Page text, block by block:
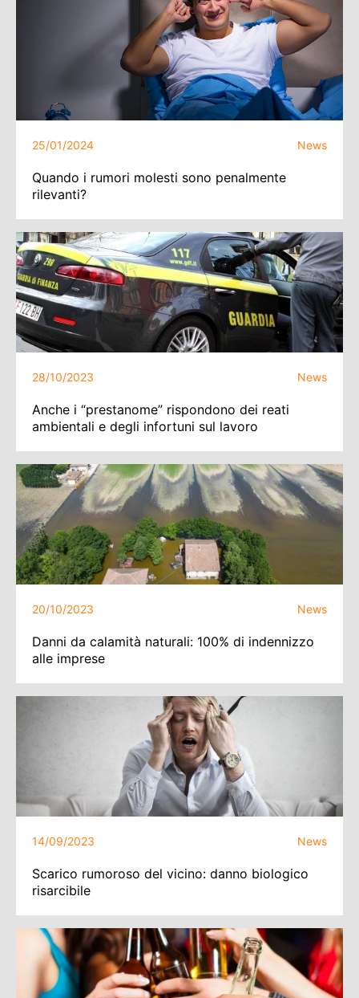
25/01/2024 News
Quando i rumori molesti sono penalmente
rilevanti?
28/10/2023 News
Anche i “prestanome” rispondono dei reati
ambientali e degli infortuni sul lavoro
20/10/2023 News
Danni da calamità naturali: 100% di indennizzo
alle imprese
14/09/2023 News
Scarico rumoroso del vicino: danno biologico
risarcibile